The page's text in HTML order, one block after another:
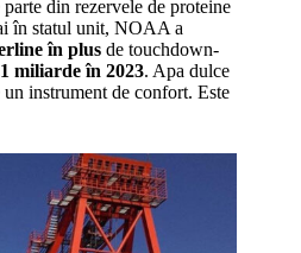
din rezervele de proteine
în statul unit, NOAA a
în plus de touchdown-
miliarde în 2023. Apa dulce
instrument de confort. Este